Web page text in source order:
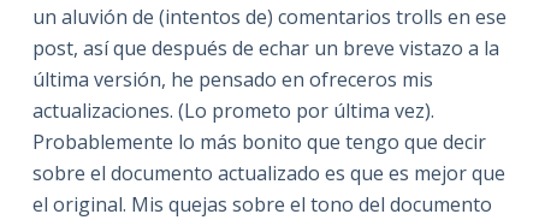
un aluvión de (intentos de) comentarios trolls en ese
post, así que después de echar un breve vistazo a la
última versión, he pensado en ofreceros mis
actualizaciones. (Lo prometo por última vez).
Probablemente lo más bonito que tengo que decir
sobre el documento actualizado es que es mejor que
el original. Mis quejas sobre el tono del documento